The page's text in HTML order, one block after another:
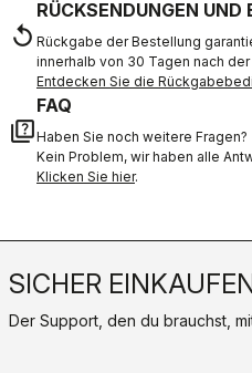
replay
RÜCKSENDUNGEN UND
Rückgabe der Bestellung
innerhalb von 30 Tagen nach
Entdecken Sie die
quiz
FAQ
Haben Sie noch weitere Fragen?
Kein Problem, wir haben alle
Klicken Sie hier.
SICHER
Der Support, den du brauchst,